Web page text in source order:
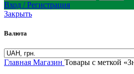
Вход / Регистрация
Закрыть
Валюта
Главная Магазин Товары с меткой